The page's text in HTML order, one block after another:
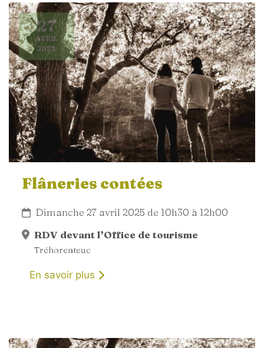
27
AVRIL
2025
Flâneries contées
Dimanche 27 avril 2025 de 10h30 à 12h00
RDV devant l’Office de tourisme
Tréhorenteuc
En savoir plus